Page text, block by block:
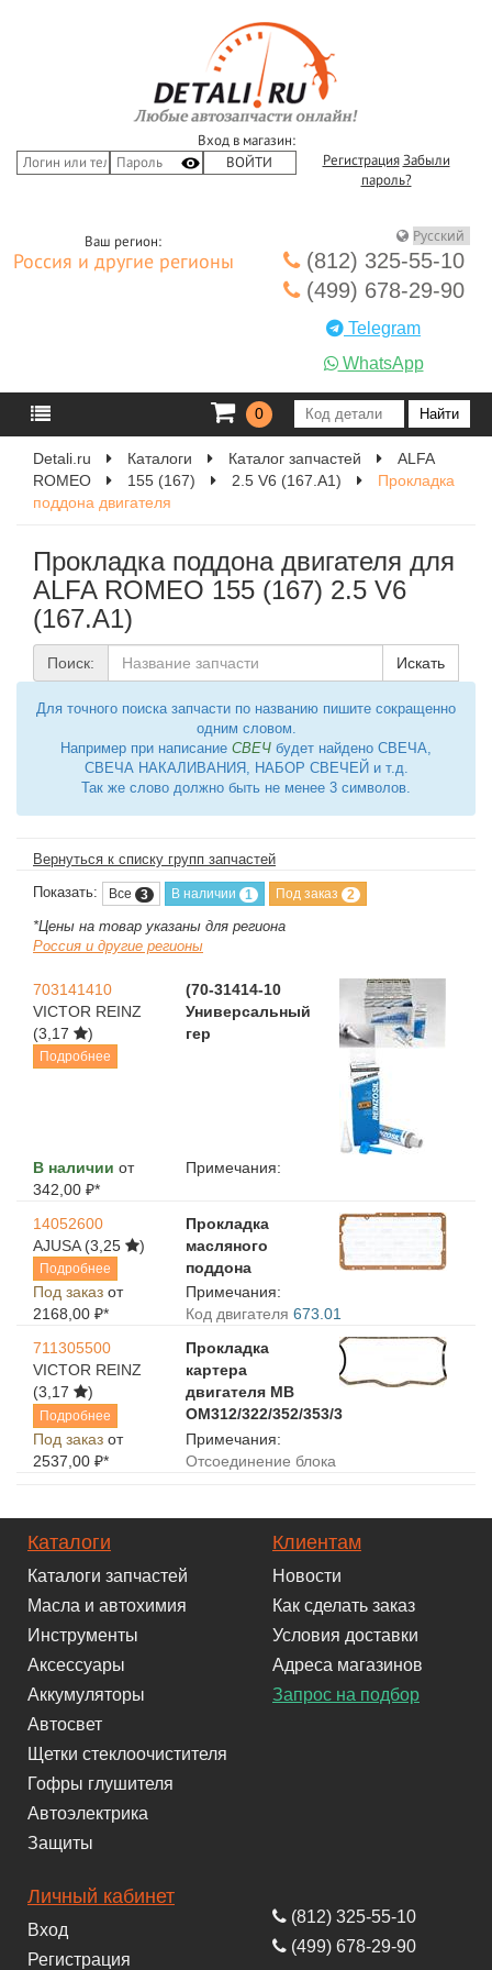
Вход в магазин:
Регистрация Забыли
пароль?
Ваш регион:
Россия и другие регионы
(812) 325-55-10
(499) 678-29-90
Telegram
WhatsApp
0
Detali.ru Каталоги Каталог запчастей
ALFA
ROMEO
155 (167) 2.5 V6 (167.A1)
Прокладка
поддона двигателя
Прокладка поддона двигателя для
ALFA ROMEO 155 (167) 2.5 V6
(167.A1)
Поиск: Искать
Для точного поиска запчасти по названию пишите сокращенно
одним словом.
Например при написание СВЕЧ будет найдено СВЕЧА,
СВЕЧА НАКАЛИВАНИЯ, НАБОР СВЕЧЕЙ и т.д.
Так же слово должно быть не менее 3 символов.
Вернуться к списку групп запчастей
Показать: Все 3 В наличии 1 Под заказ 2
*Цены на товар указаны для региона
Россия и другие регионы
703141410
VICTOR REINZ
(3,17
)
Подробнее
(70-31414-10
Универсальный
гер
В наличии от
342,00 ₽*
Примечания:
14052600
AJUSA (3,25 )
Подробнее
Прокладка
масляного
поддона
Под заказ от
2168,00 ₽*
Примечания:
Код двигателя 673.01
711305500
VICTOR REINZ
(3,17
)
Подробнее
Прокладка
картера
двигателя MB
OM312/322/352/353/3
Под заказ от
2537,00 ₽*
Примечания:
Отсоединение блока
Каталоги
Каталоги запчастей
Масла и автохимия
Инструменты
Аксессуары
Аккумуляторы
Автосвет
Щетки стеклоочистителя
Гофры глушителя
Автоэлектрика
Защиты
Клиентам
Новости
Как сделать заказ
Условия доставки
Адреса магазинов
Запрос на подбор
Личный кабинет
Вход
Регистрация
(812) 325-55-10
(499) 678-29-90